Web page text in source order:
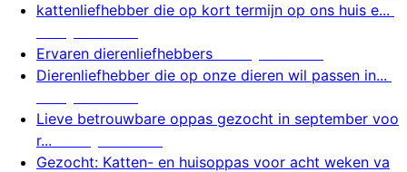
kattenliefhebber die op kort termijn op ons huis e...
Ervaren dierenliefhebbers
Dierenliefhebber die op onze dieren wil passen in...
Lieve betrouwbare oppas gezocht in september voo
r...
Gezocht: Katten- en huisoppas voor acht weken va